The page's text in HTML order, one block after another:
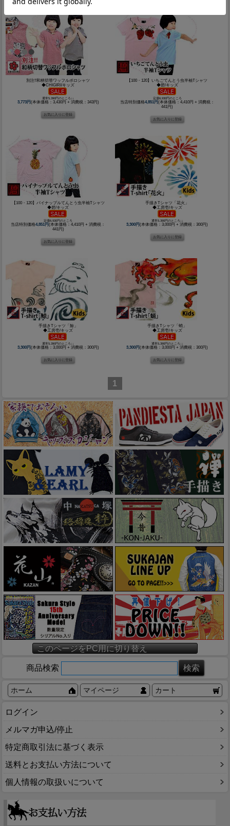
別注!!和柄切替ワッフルポロシャツ
◆CHIGIRI/キッズ
通常5,390円のところ↓↓
3,773円(本体価格：3,430円 + 消費税：343円)
【100・120】いちごてんとう虫半袖Tシャツ
◆碧/キッズ
定価6,930円のところ
当店特別価格4,851円(本体価格：4,410円 + 消費税：
441円)
【100・120】パイナップルてんとう虫半袖Tシャツ
◆碧/キッズ
定価6,930円のところ
当店特別価格4,851円(本体価格：4,410円 + 消費税：
441円)
手描きTシャツ「花火」
◆工房壱/キッズ
通常5,390円のところ↓↓
3,300円(本体価格：3,000円 + 消費税：300円)
手描きTシャツ「鯨」
◆工房壱/キッズ
通常5,390円のところ↓↓
3,300円(本体価格：3,000円 + 消費税：300円)
手描きTシャツ「蛸」
◆工房壱/キッズ
通常5,390円のところ↓↓
3,300円(本体価格：3,000円 + 消費税：300円)
1
このページをPC用に切り替え
商品検索
ホーム マイページ カート
ログイン
メルマガ申込/停止
特定商取引法に基づく表示
送料とお支払い方法について
個人情報の取扱いについて